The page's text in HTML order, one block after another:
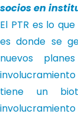
socios en
El PTR es lo
es donde se
nuevos
tiene un